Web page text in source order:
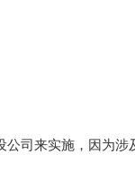
实施，因为涉及